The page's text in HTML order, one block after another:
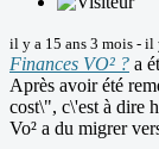
il y a 15 ans 3 mois - il
Finances VO² ? a
Après avoir été
cost\", c\'est à dire
Vo² a du migrer